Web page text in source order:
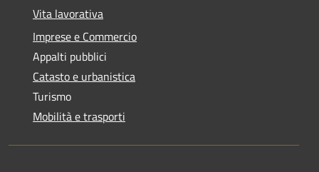
Vita lavorativa
Imprese e Commercio
Appalti pubblici
Catasto e urbanistica
Turismo
Mobilità e trasporti